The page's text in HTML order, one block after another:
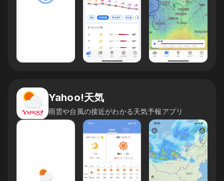
Yahoo!天気
雨雲や台風の接近がわかる天気予報アプリ